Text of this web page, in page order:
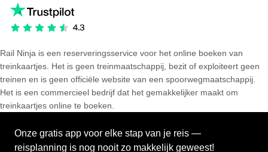
Rail Ninja is een reserveringsservice voor het online boeken van
treinkaartjes. Het is geen treinmaatschappij, bezit of exploiteert geen
treinen en is geen officiële website van een spoorwegmaatschappij.
Het is een commercieel bedrijf dat het gemakkelijker maakt om
treinkaartjes online te boeken.
Onze gratis app voor elke stap van je reis —
reisplanning is nog nooit zo makkelijk geweest!